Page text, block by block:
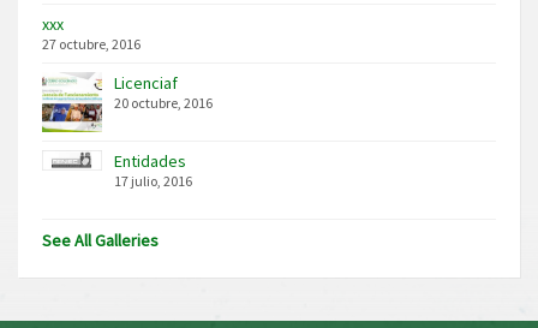
xxx
27 octubre, 2016
Licenciaf
20 octubre, 2016
Entidades
17 julio, 2016
See All Galleries